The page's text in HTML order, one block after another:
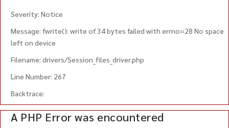
Severity: Notice
Message: fwrite(): write of 34 bytes failed with errno=28 No space
left on device
Filename: drivers/Session_files_driver.php
Line Number: 267
Backtrace:
A PHP Error was encountered